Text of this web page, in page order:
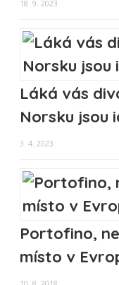
18. 9. 2023
Láká vás
Norsku jsou
3. 4. 2023
Portofino,
místo v